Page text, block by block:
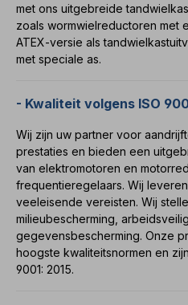
met ons uitgebreide
zoals wormwielreductoren met
ATEX-versie als
met speciale as.
- Kwaliteit volgens ISO
Wij zijn uw partner voor
prestaties en bieden een
van elektromotoren en
frequentieregelaars. Wij
veeleisende vereisten. Wij
milieubescherming,
gegevensbescherming. Onze
hoogste kwaliteitsnormen en zijn
9001: 2015.